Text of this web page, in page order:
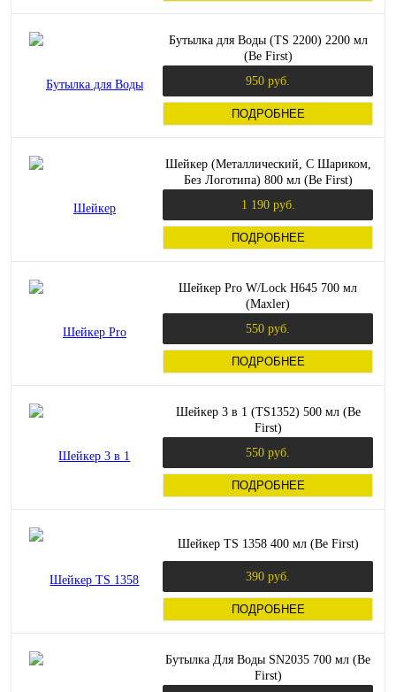
Бутылка для Воды (TS 2200) 2200 мл
(Be First)
950 руб.
ПОДРОБНЕЕ
Шейкер (Металлический, С Шариком,
Без Логотипа) 800 мл (Be First)
1 190 руб.
ПОДРОБНЕЕ
Шейкер Pro W/Lock H645 700 мл
(Maxler)
550 руб.
ПОДРОБНЕЕ
Шейкер 3 в 1 (TS1352) 500 мл (Be
First)
550 руб.
ПОДРОБНЕЕ
Шейкер TS 1358 400 мл (Be First)
390 руб.
ПОДРОБНЕЕ
Бутылка Для Воды SN2035 700 мл (Be
First)